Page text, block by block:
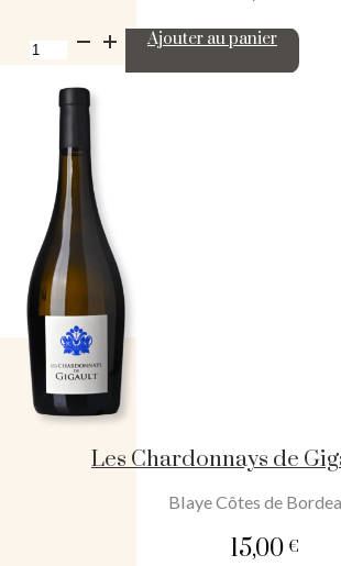
quantité
de
Chardonnays
Gigault
2024
Ajouter au panier
Les Chardonnays de
Blaye Côtes de
15,00€